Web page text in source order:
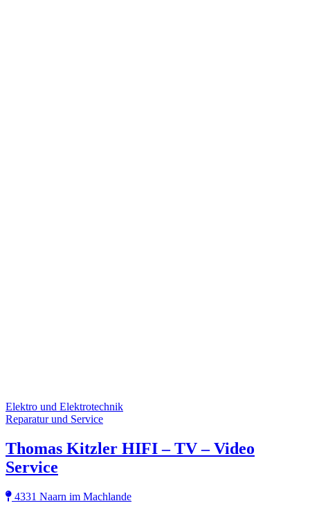
Elektro und Elektrotechnik
Reparatur und Service
Thomas Kitzler HIFI – TV – Video
Service
4331 Naarn im Machlande